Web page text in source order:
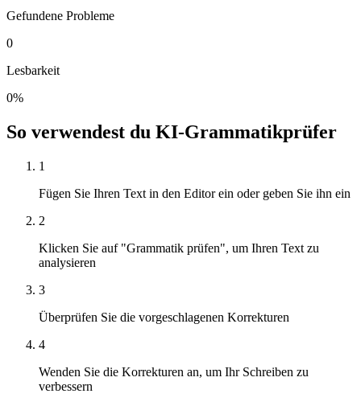
Gefundene Probleme
0
Lesbarkeit
0%
So verwendest du KI-Grammatikprüfer
1
Fügen Sie Ihren Text in den Editor ein oder geben Sie ihn ein
2
Klicken Sie auf "Grammatik prüfen", um Ihren Text zu
analysieren
3
Überprüfen Sie die vorgeschlagenen Korrekturen
4
Wenden Sie die Korrekturen an, um Ihr Schreiben zu
verbessern